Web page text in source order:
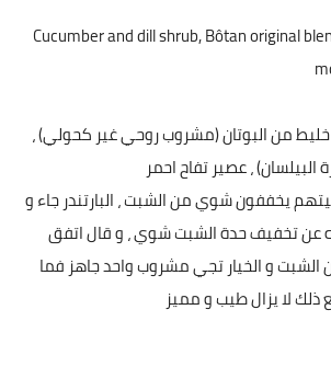
Cucumber and dill shrub, Bôtan original
من البوتان (مشروب روحي غير كحولي) ،
البيلسان) ، عصير تفاح احمر
يخففون شوي من الشبت ، البارتندر جاء و
له عن تخفيف حدة الشبت شوي ، و قال اتفق
و الخيار تجي مشروب واحد جاهز فما
لا يزال طيب و مميز